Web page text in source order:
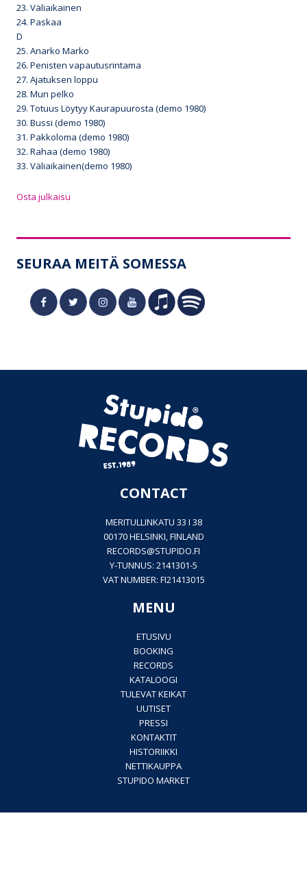
23. Väliaikainen
24. Paskaa
D
25. Anarko Marko
26. Penisten vapautusrintama
27. Ajatuksen loppu
28. Mun pelko
29. Totuus Löytyy Kaurapuurosta (demo 1980)
30. Bussi (demo 1980)
31. Pakkoloma (demo 1980)
32. Rahaa (demo 1980)
33. Väliaikainen(demo 1980)
Osta julkaisu
SEURAA MEITÄ SOMESSA
CONTACT
MERITULLINKATU 33 I 38
00170 HELSINKI, FINLAND
RECORDS@STUPIDO.FI
Y-TUNNUS: 2141301-5
VAT NUMBER: FI21413015
MENU
ETUSIVU
BOOKING
RECORDS
KATALOOGI
TULEVAT KEIKAT
UUTISET
PRESSI
KONTAKTIT
HISTORIIKKI
NETTIKAUPPA
STUPIDO MARKET